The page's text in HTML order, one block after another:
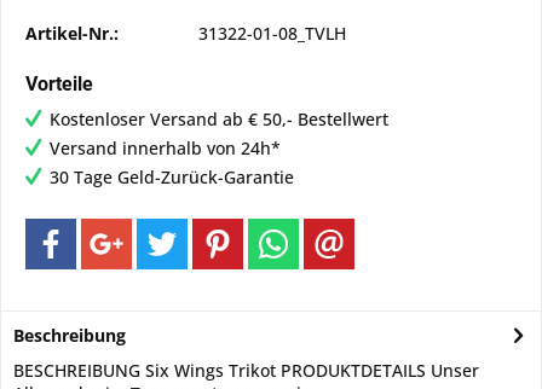
Artikel-Nr.: 31322-01-08_TVLH
Vorteile
Kostenloser Versand ab € 50,- Bestellwert
Versand innerhalb von 24h*
30 Tage Geld-Zurück-Garantie
Beschreibung
BESCHREIBUNG Six Wings Trikot PRODUKTDETAILS Unser